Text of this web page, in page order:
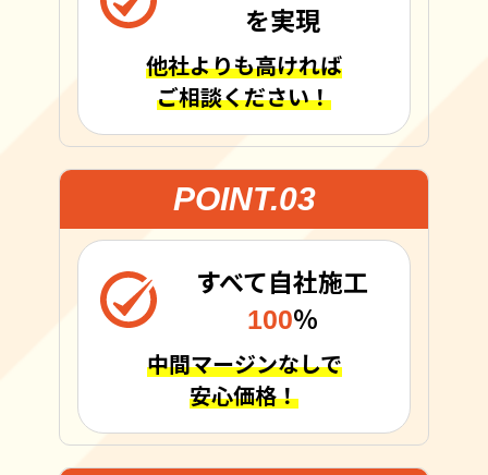
を実現
他社よりも高ければ
ご相談ください！
POINT.03
すべて自社施工
100％
中間マージンなしで
安心価格！